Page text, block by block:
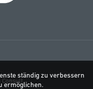
Consult
ständig zu verbessern
ermöglichen.